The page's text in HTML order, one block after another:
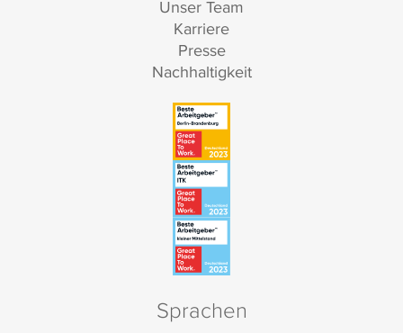
Unser Team
Karriere
Presse
Nachhaltigkeit
Sprachen